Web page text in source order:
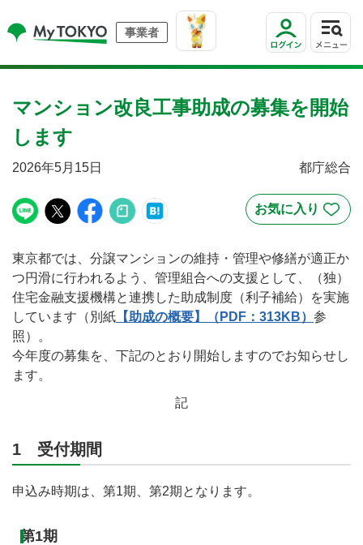
事業者
マンション改良工事助成の募集を開始
します
2026年5月15日 都庁総合
東京都では、分譲マンションの維持・管理や修繕が適正か
つ円滑に行われるよう、管理組合への支援として、（独）
住宅金融支援機構と連携した助成制度（利子補給）を実施
しています（別紙 【助成の概要】（PDF：313KB） 参
照）。
今年度の募集を、下記のとおり開始しますのでお知らせし
ます。
記
1 受付期間
申込み時期は、第1期、第2期となります。
第1期